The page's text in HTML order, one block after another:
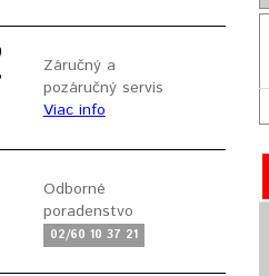
Záručný a
pozáručný servis
Viac info
Odborné
poradenstvo
02/60 10 37 21